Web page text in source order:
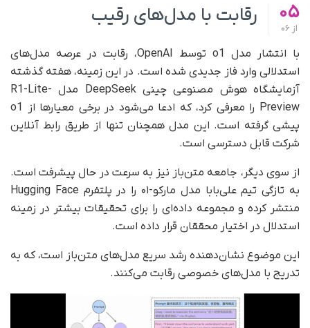
05
از
رقابت با مدل‌های رقیب
با انتشار مدل o1 توسط OpenAI، رقابت در عرصه مدل‌های
استدلالی وارد فاز جدیدی شده است. در این زمینه، هفته گذشته
آزمایشگاه هوش مصنوعی چینی DeepSeek مدل R1-Lite-
Preview را معرفی کرد، که ادعا می‌شود در برخی معیارها از o1
پیشی گرفته است. این مدل همچنان تنها از طریق رابط آنلاین
شرکت قابل دسترسی است.
از سوی دیگر، جامعه متن‌باز نیز به سرعت در حال پیشرفت است.
به تازگی تیم علی‌بابا مدل مارکو-۰۱ را در پلتفرم Hugging Face
منتشر کرده و مجموعه داده‌ای را برای تحقیقات بیشتر در زمینه
استدلال در اختیار محققان قرار داده است.
این موضوع نشان‌دهنده رشد سریع مدل‌های متن‌باز است، که به
تدریج با مدل‌های خصوصی رقابت می‌کنند.